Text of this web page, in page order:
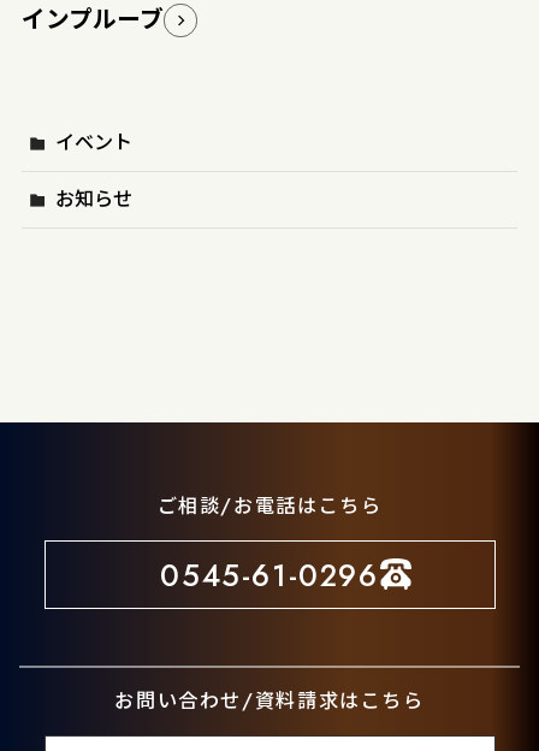
インプルーブ
イベント
お知らせ
ご相談/お電話はこちら
0545-61-0296
お問い合わせ/資料請求はこちら